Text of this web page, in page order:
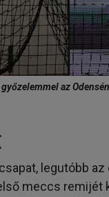
az
legutóbb
meccs remijét